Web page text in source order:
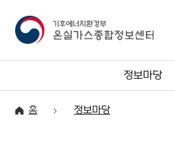
정보마당
홈 정보마당